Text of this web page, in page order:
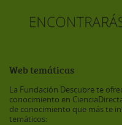
Web temáticas
La Fundación Descubre te
conocimiento en
de conocimiento que más te
temáticos: